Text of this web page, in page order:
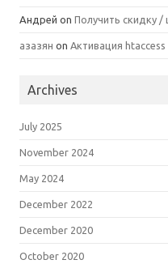
Андрей on Получить скидку /
азазян on Активация htaccess
Archives
July 2025
November 2024
May 2024
December 2022
December 2020
October 2020